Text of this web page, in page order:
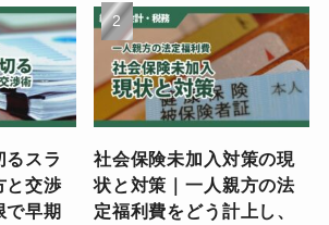
るスラ
と交渉
で早期
社会保険未加入対策の現
状と対策｜一人親方の法
定福利費をどう計上し、